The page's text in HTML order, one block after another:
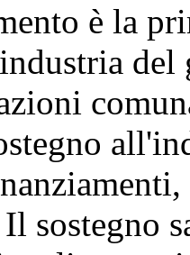
è la
del
sostegno